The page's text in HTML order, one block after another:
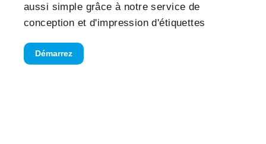
aussi simple grâce à notre service de
conception et d'impression d'étiquettes
Démarrez